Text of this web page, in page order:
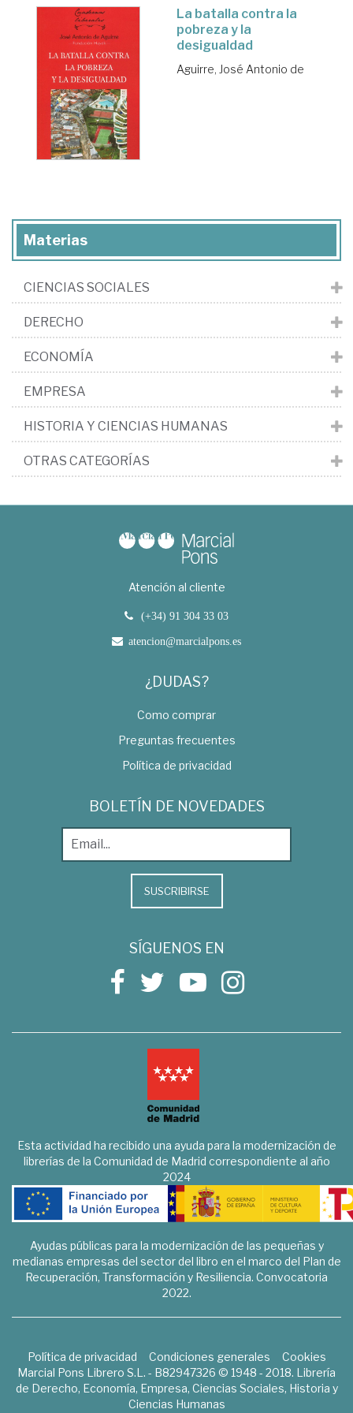
La batalla contra la
pobreza y la
desigualdad
Aguirre, José Antonio de
Materias
CIENCIAS SOCIALES
DERECHO
ECONOMÍA
EMPRESA
HISTORIA Y CIENCIAS HUMANAS
OTRAS CATEGORÍAS
Atención al cliente
(+34) 91 304 33 03
atencion@marcialpons.es
¿DUDAS?
Como comprar
Preguntas frecuentes
Política de privacidad
BOLETÍN DE NOVEDADES
SUSCRIBIRSE
SÍGUENOS EN
Esta actividad ha recibido una ayuda para la modernización de
librerías de la Comunidad de Madrid correspondiente al año
2024
Ayudas públicas para la modernización de las pequeñas y
medianas empresas del sector del libro en el marco del Plan de
Recuperación, Transformación y Resiliencia. Convocatoria
2022.
Política de privacidad Condiciones generales
Cookies
Marcial Pons Librero S.L. - B82947326 © 1948 - 2018. Librería
de Derecho, Economía, Empresa, Ciencias Sociales, Historia y
Ciencias Humanas